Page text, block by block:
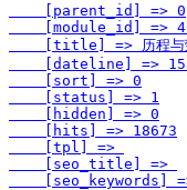
    [parent_id] => 0
[module_id] =>
[title] => 历程与
[dateline] =>
    [sort] => 0
    [status] => 1
    [hidden] => 0
    [hits] => 18673
    [tpl] =>
    [seo_title] =>
[seo_keywords]